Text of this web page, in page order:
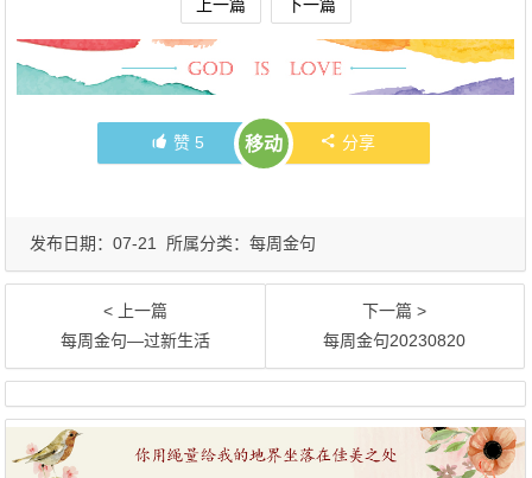
上一篇 下一篇
赞 5 移动 分享
发布日期：07-21 所属分类：每周金句
< 上一篇
每周金句—过新生活
下一篇 >
每周金句20230820